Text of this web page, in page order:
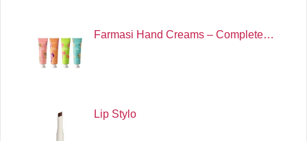
Farmasi Hand Creams – Complete…
Lip Stylo